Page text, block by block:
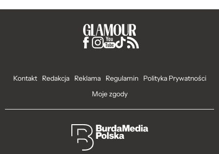
Kontakt Redakcja Reklama Regulamin
Polityka Prywatności
Moje zgody